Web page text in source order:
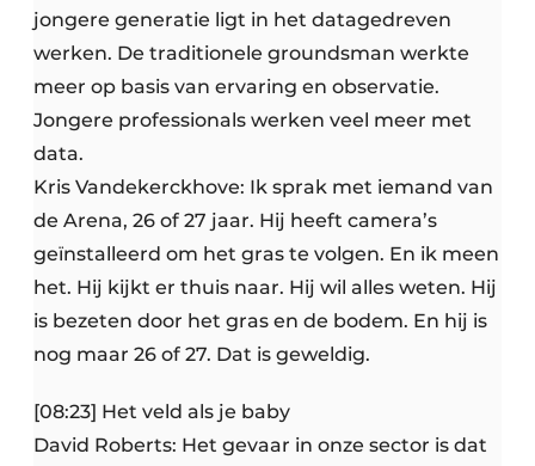
jongere generatie ligt in het datagedreven
werken. De traditionele groundsman werkte
meer op basis van ervaring en observatie.
Jongere professionals werken veel meer met
data.
Kris Vandekerckhove: Ik sprak met iemand van
de Arena, 26 of 27 jaar. Hij heeft camera’s
geïnstalleerd om het gras te volgen. En ik meen
het. Hij kijkt er thuis naar. Hij wil alles weten. Hij
is bezeten door het gras en de bodem. En hij is
nog maar 26 of 27. Dat is geweldig.
[08:23] Het veld als je baby
David Roberts: Het gevaar in onze sector is dat